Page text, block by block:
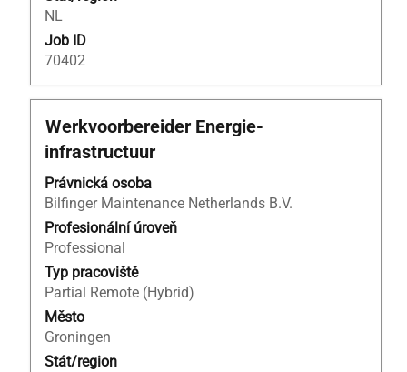
NL
Job ID
70402
Titul
Werkvoorbereider Energie-
infrastructuur
Právnická osoba
Bilfinger Maintenance Netherlands B.V.
Profesionální úroveň
Professional
Typ pracoviště
Partial Remote (Hybrid)
Město
Groningen
Stát/region
Vyberte
mezerníkem
zobrazení
veškerých
informací
o
profesi.